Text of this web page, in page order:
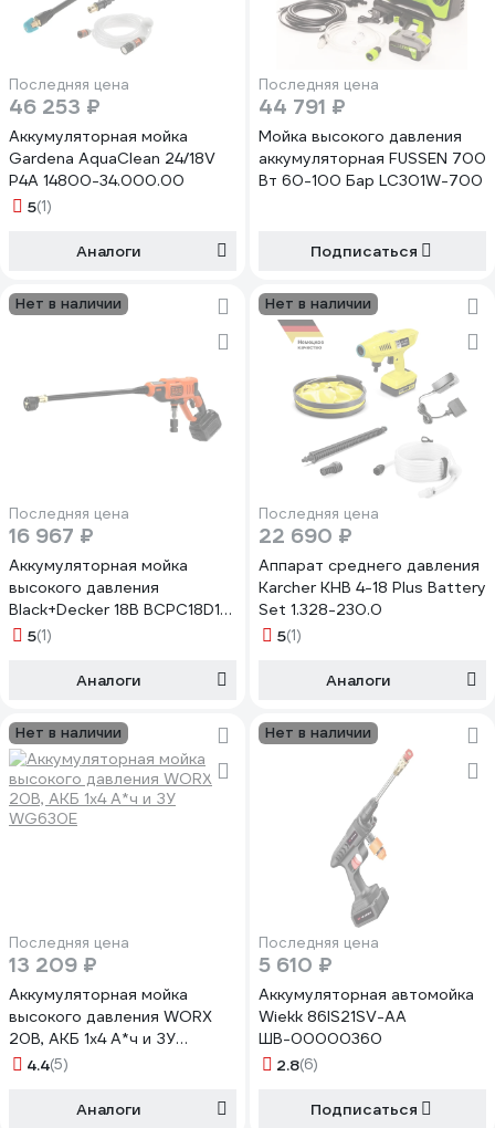
Последняя цена
46 253 ₽
Аккумуляторная мойка
Gardena AquaClean 24/18V
P4A 14800-34.000.00
5(1)
Аналоги
Последняя цена
44 791 ₽
Мойка высокого давления
аккумуляторная FUSSEN 700
Вт 60-100 Бар LC301W-700
Подписаться
Нет в наличии
Последняя цена
16 967 ₽
Аккумуляторная мойка
высокого давления
Black+Decker 18В BCPC18D1-
QW
5(1)
Аналоги
Нет в наличии
Последняя цена
22 690 ₽
Аппарат среднего давления
Karcher KHB 4-18 Plus Battery
Set 1.328-230.0
5(1)
Аналоги
Нет в наличии
Последняя цена
13 209 ₽
Аккумуляторная мойка
высокого давления WORX
20В, АКБ 1х4 А*ч и ЗУ
WG630E
4.4(5)
Аналоги
Нет в наличии
Последняя цена
5 610 ₽
Аккумуляторная автомойка
Wiekk 86IS21SV-AA
ШВ-00000360
2.8(6)
Подписаться